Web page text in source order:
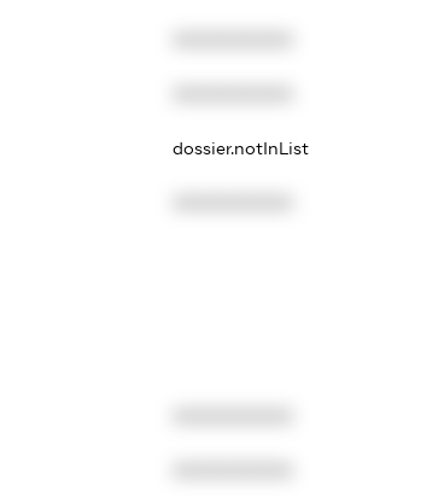
dossier.notInList